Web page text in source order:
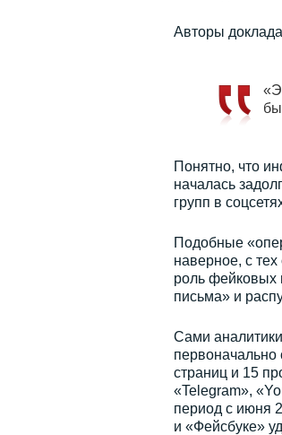
Авторы
Понятно, что
началась
групп в
Подобные
наверное, с
роль фейковых
письма» и
Сами
первоначально
страниц и 15
«Telegram»,
период с июня
и «Фейсбуке»